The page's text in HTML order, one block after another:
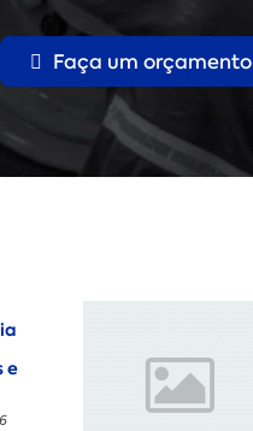
Faça um orçamento
e